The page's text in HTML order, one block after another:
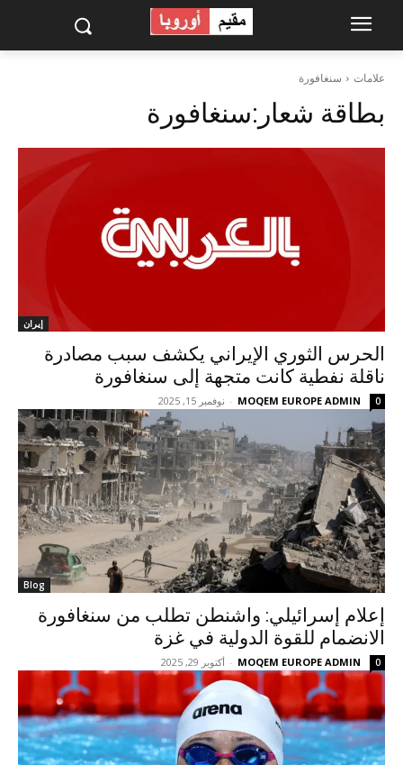
علامات سنغافورة
بطاقة شعار:سنغافورة
إيران
الحرس الثوري الإيراني يكشف سبب مصادرة
ناقلة نفطية كانت متجهة إلى سنغافورة
MOQEM EUROPE ADMIN
- نوفمبر 15, 2025 0
Blog
إعلام إسرائيلي: واشنطن تطلب من سنغافورة
الانضمام للقوة الدولية في غزة
MOQEM EUROPE ADMIN
- أكتوبر 29, 2025 0